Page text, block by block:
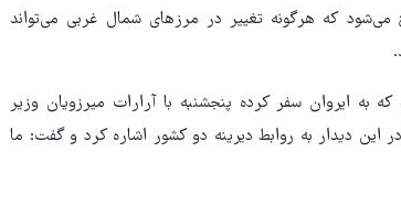
که هرگونه تغییر در مرزهای شمال غربی می‌تواند
به ایروان سفر کرده پنجشنبه با آرارات میرزویان وزیر
این دیدار به روابط دیرینه دو کشور اشاره کرد و گفت: ما